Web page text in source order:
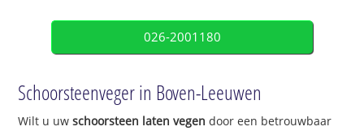
026-2001180
Schoorsteenveger in Boven-Leeuwen
Wilt u uwschoorsteen laten vegen door een betrouwbaar